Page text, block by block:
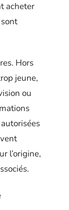
acheter
Hors
jeune,
ou
l’origine,